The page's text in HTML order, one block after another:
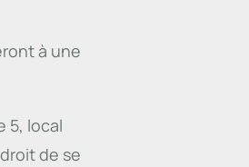
à une
5, local
de se